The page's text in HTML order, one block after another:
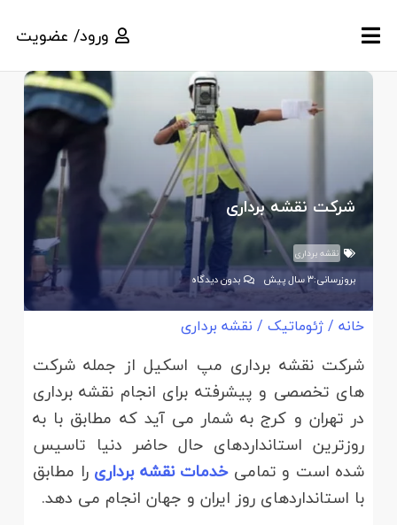
ورود/ عضویت
شرکت نقشه برداری
نقشه برداری
بروزرسانی:3 سال پیش بدون دیدگاه
خانه /ژئوماتیک / نقشه برداری
شرکت نقشه برداری مپ اسکیل از جمله شرکت
های تخصصی و پیشرفته برای انجام نقشه برداری
در تهران و کرج به شمار می آید که مطابق با به
روزترین استانداردهای حال حاضر دنیا تاسیس
شده است و تمامیخدمات نقشه برداری را مطابق
با استانداردهای روز ایران و جهان انجام می دهد.